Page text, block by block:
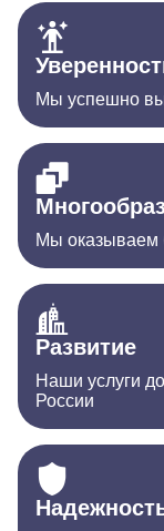
Мы успешно
Мы оказываем
Развитие
Наши услуги
России